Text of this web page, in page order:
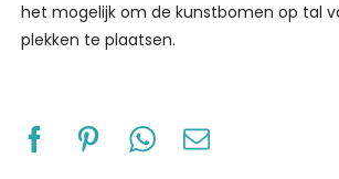
het mogelijk om de kunstbomen op tal
plekken te plaatsen.